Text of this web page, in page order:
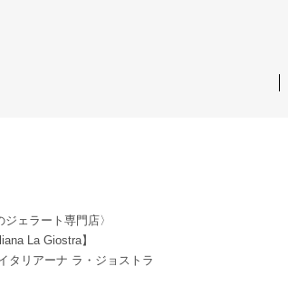
ジェラート専門店〉
La Giostra】
タリアーナ ラ・ジョストラ